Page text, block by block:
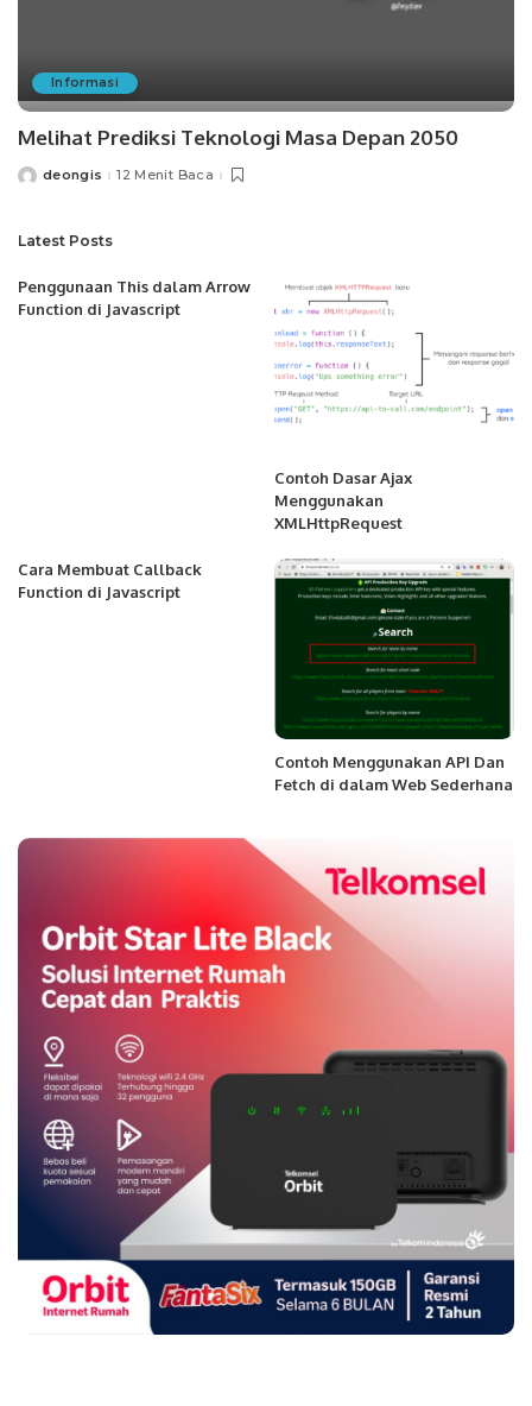
Informasi
Melihat Prediksi Teknologi Masa Depan 2050
Posteddeongis 12 Menit Baca
Latest Posts
Penggunaan This dalam Arrow
Function di Javascript
Contoh Dasar Ajax
Menggunakan
XMLHttpRequest
Cara Membuat Callback
Function di Javascript
Contoh Menggunakan API Dan
Fetch di dalam Web Sederhana